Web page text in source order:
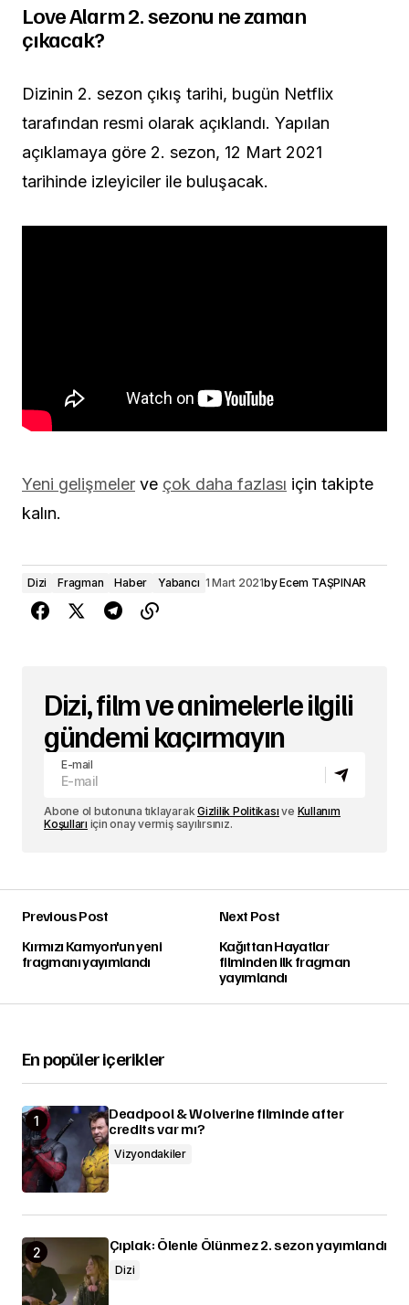
Love Alarm 2. sezonu ne zaman
çıkacak?
Dizinin 2. sezon çıkış tarihi, bugün Netflix
tarafından resmi olarak açıklandı. Yapılan
açıklamaya göre 2. sezon, 12 Mart 2021
tarihinde izleyiciler ile buluşacak.
Yeni gelişmeler ve çok daha fazlası için takipte
kalın.
Dizi Fragman Haber Yabancı 1 Mart 2021byEcem TAŞPINAR
Dizi, film ve animelerle ilgili
gündemi kaçırmayın
E-mail
Abone ol butonuna tıklayarakGizlilik Politikası ve Kullanım
Koşulları için onay vermiş sayılırsınız.
Previous Post
Kırmızı Kamyon'un yeni
fragmanı yayımlandı
Next Post
Kağıttan Hayatlar
filminden ilk fragman
yayımlandı
En popüler içerikler
Deadpool & Wolverine filminde after
credits var mı?
Vizyondakiler
Çıplak: Ölenle Ölünmez 2. sezon yayımlandı
Dizi